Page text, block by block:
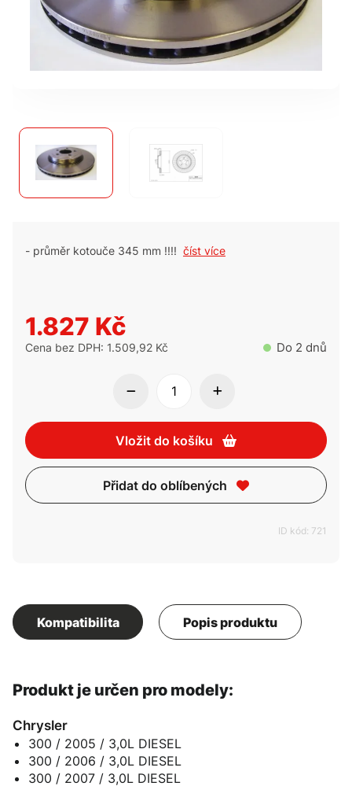
- průměr kotouče 345 mm !!!! číst více
1.827 Kč
Cena bez DPH: 1.509,92 Kč Do 2 dnů
Vložit do košíku
Přidat do oblíbených
ID kód: 721
Kompatibilita Popis produktu
Produkt je určen pro modely:
Chrysler
300 / 2005 / 3,0L DIESEL
300 / 2006 / 3,0L DIESEL
300 / 2007 / 3,0L DIESEL